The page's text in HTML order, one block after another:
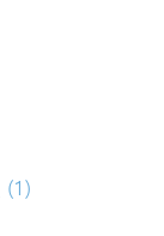
(1)